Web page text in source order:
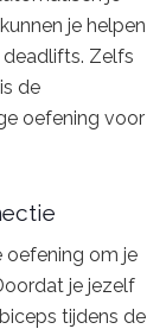
kunnen je helpen
deadlifts. Zelfs
de
oefening voor
oefening om je
je jezelf
tijdens de